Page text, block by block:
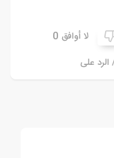
لا أوافق 0